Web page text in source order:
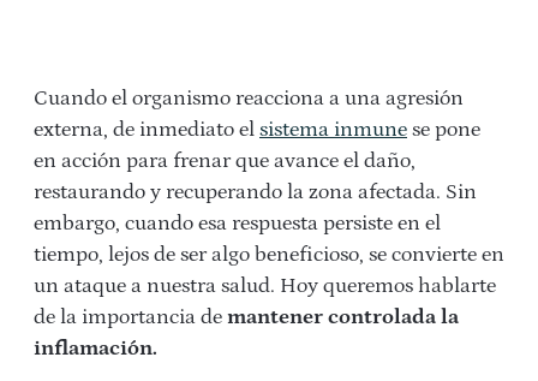
Cuando el organismo reacciona a una agresión
externa, de inmediato el sistema inmune se pone
en acción para frenar que avance el daño,
restaurando y recuperando la zona afectada. Sin
embargo, cuando esa respuesta persiste en el
tiempo, lejos de ser algo beneficioso, se convierte en
un ataque a nuestra salud. Hoy queremos hablarte
de la importancia de mantener controlada la
inflamación.